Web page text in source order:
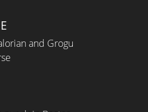
and Grogu